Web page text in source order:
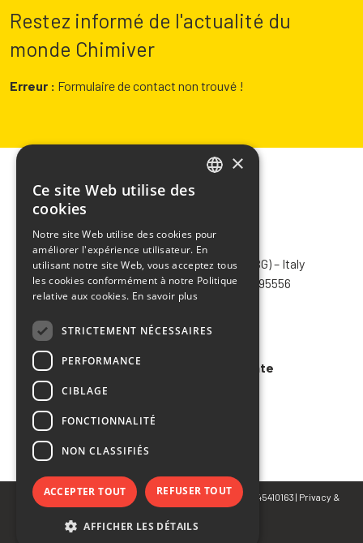
Restez informé de l'actualité du
monde Chimiver
Erreur : Formulaire de contact non trouvé !
CHIMIVER PANSERI S.p.A.
Via Bergamo, 1401 – 24030 Pontida (BG) – Italy
Tel.+39 035 795031– Fax +39 035 795556
info@chimiver.com
Faq
Conditions générales de vente
© Copyright 2023 CHIMIVER PANSERI S.p.A. | P.IVA 02745410163 | Privacy &
SPANISH
×
Ce site Web utilise des
cookies
Notre site Web utilise des cookies pour
améliorer l'expérience utilisateur. En
utilisant notre site Web, vous acceptez tous
les cookies conformément à notre Politique
relative aux cookies. En savoir plus
STRICTEMENT NÉCESSAIRES
PERFORMANCE
CIBLAGE
FONCTIONNALITÉ
NON CLASSIFIÉS
ACCEPTER TOUT REFUSER TOUT
AFFICHER LES DÉTAILS